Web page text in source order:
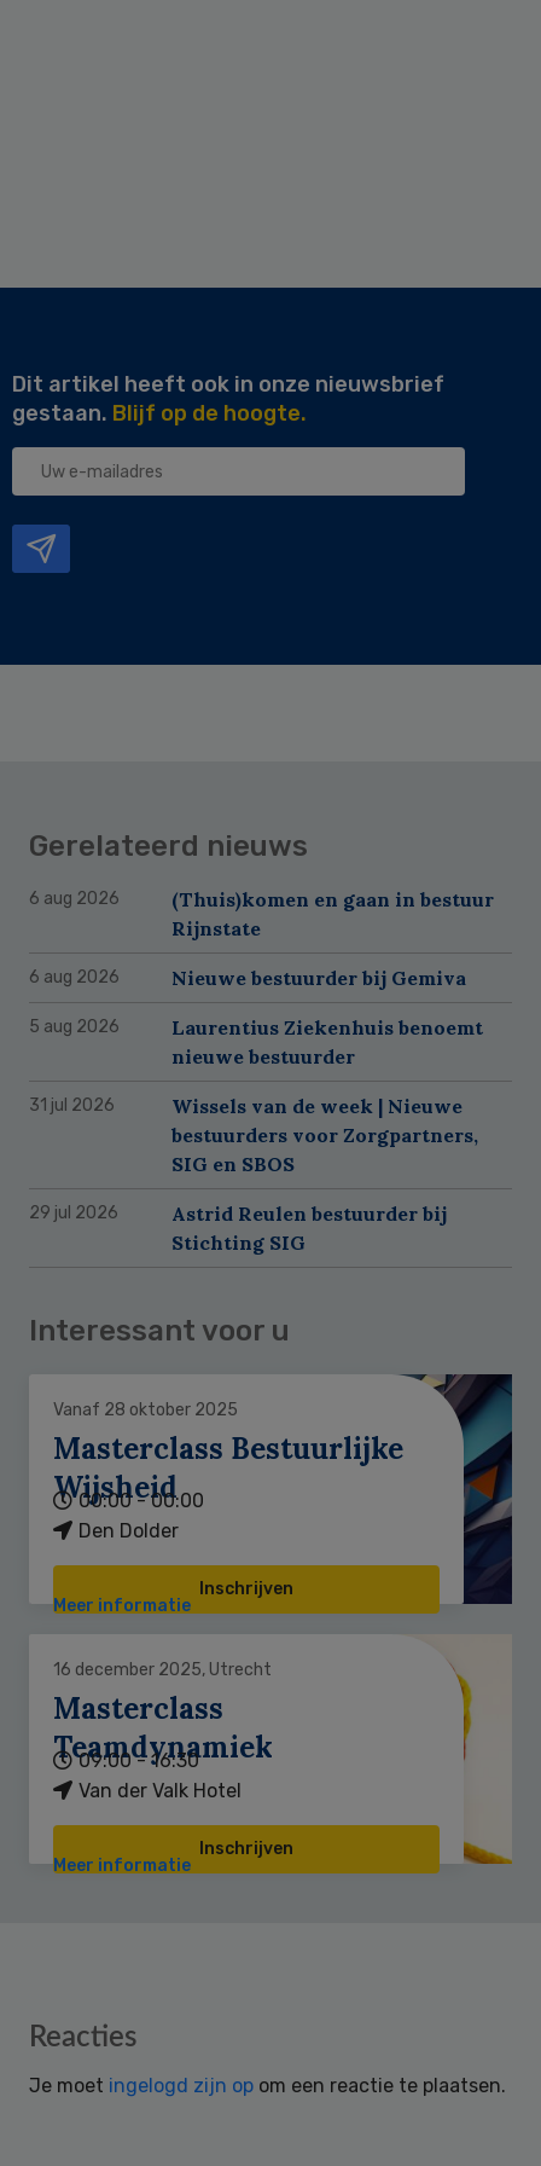
Dit artikel heeft ook in onze nieuwsbrief
gestaan. Blijf op de hoogte.
Uw
Gerelateerd nieuws
6 aug 2026
(Thuis)komen en gaan in bestuur
Rijnstate
6 aug 2026 Nieuwe bestuurder bij Gemiva
5 aug 2026
Laurentius Ziekenhuis benoemt
nieuwe bestuurder
31 jul 2026
Wissels van de week | Nieuwe
bestuurders voor Zorgpartners,
SIG en SBOS
29 jul 2026
Astrid Reulen bestuurder bij
Stichting SIG
Interessant voor u
Vanaf 28 oktober 2025
Masterclass Bestuurlijke
Wijsheid
00:00 - 00:00
Den Dolder
Inschrijven
Meer informatie
16 december 2025, Utrecht
Masterclass
Teamdynamiek
09:00 - 16:30
Van der Valk Hotel
Inschrijven
Meer informatie
Reader
Reacties
Je moet ingelogd zijn op om een reactie te plaatsen.